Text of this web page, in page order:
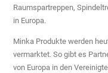
Raumspartreppen,
in Europa.
Minka Produkte werden
vermarktet. So gibt es
von Europa in den